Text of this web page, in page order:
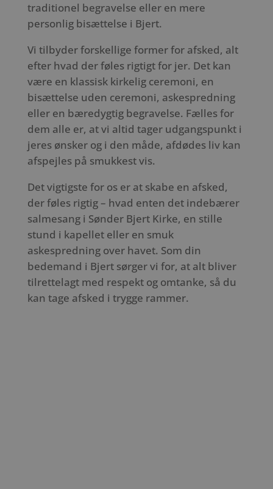
traditionel begravelse eller en mere
personlig bisættelse i Bjert.
Vi tilbyder forskellige former for afsked, alt
efter hvad der føles rigtigt for jer. Det kan
være en klassisk kirkelig ceremoni, en
bisættelse uden ceremoni, askespredning
eller en bæredygtig begravelse. Fælles for
dem alle er, at vi altid tager udgangspunkt i
jeres ønsker og i den måde, afdødes liv kan
afspejles på smukkest vis.
Det vigtigste for os er at skabe en afsked,
der føles rigtig – hvad enten det indebærer
salmesang i Sønder Bjert Kirke, en stille
stund i kapellet eller en smuk
askespredning over havet. Som din
bedemand i Bjert sørger vi for, at alt bliver
tilrettelagt med respekt og omtanke, så du
kan tage afsked i trygge rammer.